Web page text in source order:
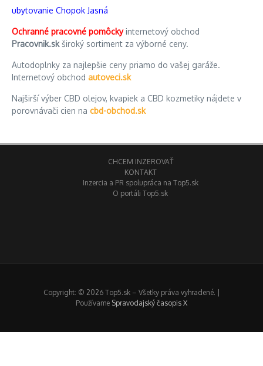
ubytovanie Chopok Jasná
Ochranné pracovné pomôckyinternetový obchod
Pracovnik.skširoký sortiment za výborné ceny.
Autodoplnky za najlepšie ceny priamo do vašej garáže.
Internetový obchod autoveci.sk
Najširší výber CBD olejov, kvapiek a CBD kozmetiky nájdete v
porovnávači cien na cbd-obchod.sk
CHCEM INZEROVAŤ
KONTAKT
Inzercia a PR spolupráca na Top5.sk
O portáli Top5.sk
Copyright: © 2026 Top5.sk – Všetky práva vyhradené. |
Používame Spravodajský časopis X